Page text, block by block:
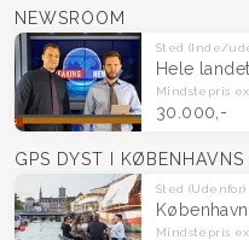
NEWSROOM
Sted (Inde/
Hele landet
Mindstepris
30.000,-
GPS DYST I KØBENHAVNS
Sted (Udenfor)
Mindstepris